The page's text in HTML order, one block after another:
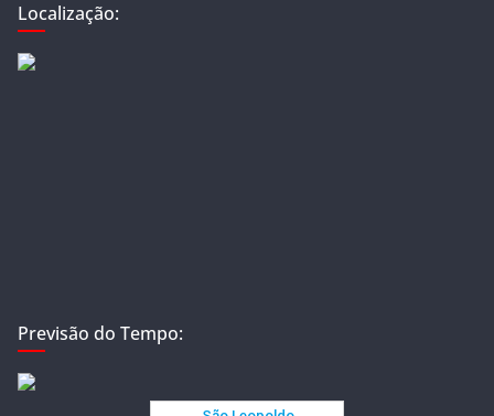
Localização:
Previsão do Tempo: